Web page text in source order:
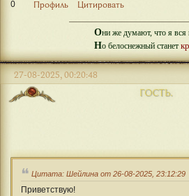
0 Профиль Цитировать
Они же думают, что я вся
Но белоснежный станет
ГОСТЬ.
27-08-2025, 00:20:48
Цитата: Шейлина от 26-08-2025, 23:12:29
Приветствую!